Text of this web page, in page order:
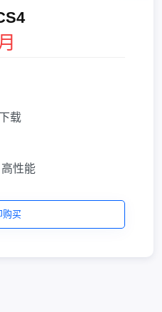
载
高性能
购买